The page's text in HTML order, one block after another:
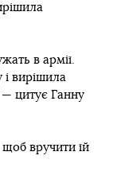
в армії.
вирішила
— цитує Ганну
вручити їй